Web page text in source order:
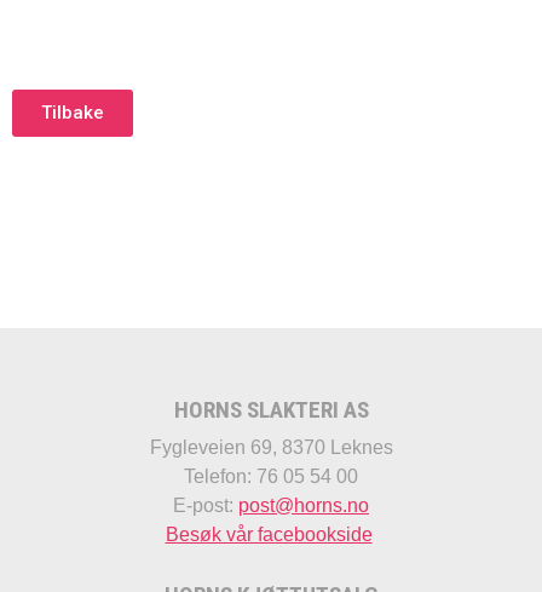
Tilbake
HORNS SLAKTERI AS
Fygleveien 69, 8370 Leknes
Telefon: 76 05 54 00
E-post: post@horns.no
Besøk vår facebookside